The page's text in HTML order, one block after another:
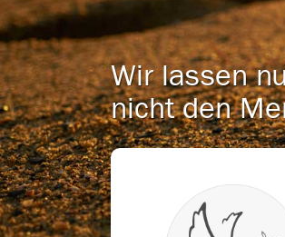
Wir lassen
nicht den